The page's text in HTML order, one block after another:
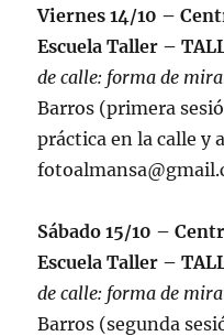
Viernes 14/10 –
Escuela Taller –
de calle: forma de
Barros (primera
práctica en la calle y
Sábado 15/10 –
Escuela Taller –
de calle: forma de
Barros (segunda